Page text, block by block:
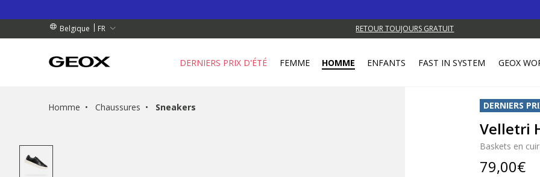
Belgique FR
DE PLUS DE 99.00 € RETOUR TOUJOURS GRATUIT
PROCHE DE CHEZ VOUS.
DE PLUS DE 99.00 €
DERNIERS PRIX D'ÉTÉ FEMME HOMME ENFANTS FAST IN SYSTEM GEOX
Homme Chaussures Sneakers DERNIERS
Velletri
Baskets en cuir
79,00€